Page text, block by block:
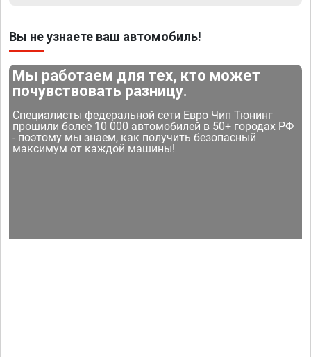
Вы не узнаете ваш автомобиль!
Мы работаем для тех, кто может
почувствовать разницу.
Специалисты федеральной сети Евро Чип Тюнинг
прошили более 10 000 автомобилей в 50+ городах РФ
- поэтому мы знаем, как получить безопасный
максимум от каждой машины!